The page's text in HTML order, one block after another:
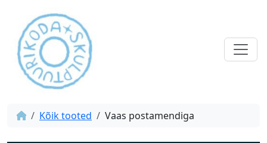
Kõik tooted Vaas postamendiga